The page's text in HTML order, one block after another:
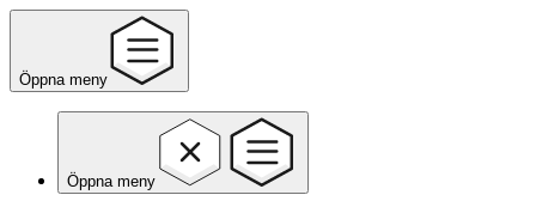
Öppna meny
Öppna meny